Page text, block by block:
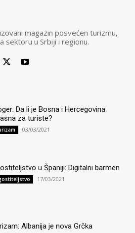
magazin posvećen turizmu,
sektoru u Srbiji i regionu.
Da li je Bosna i Hercegovina
za turiste?
03/03/2021
u Španiji: Digitalni barmen
17/03/2021
Albanija je nova Grčka